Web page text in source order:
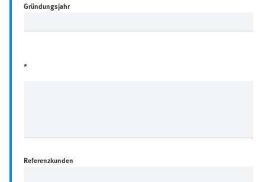
Gründungsjahr
*
Referenzkunden